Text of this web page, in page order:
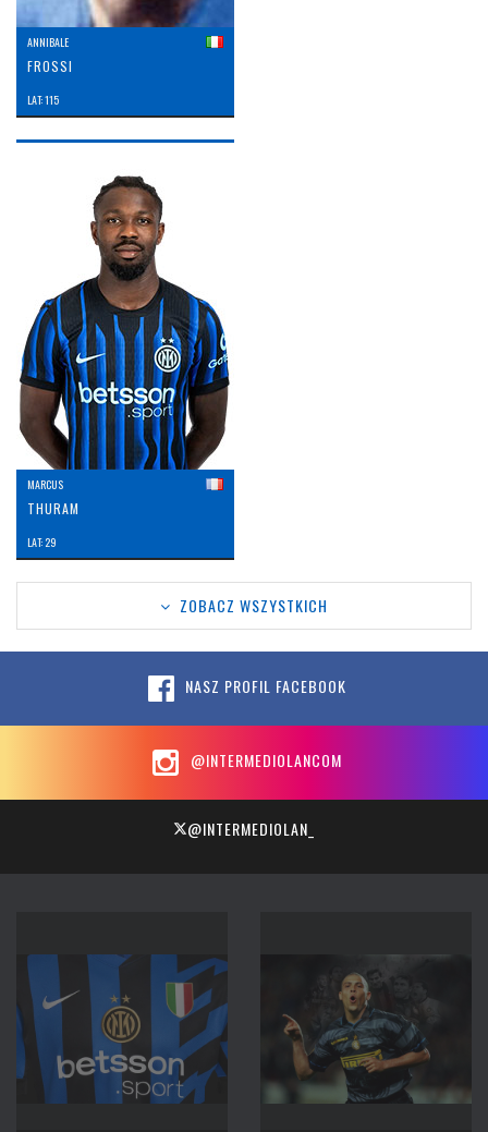
ANNIBALE
FROSSI
LAT: 115
MARCUS
THURAM
LAT: 29
ZOBACZ WSZYSTKICH
NASZ PROFIL FACEBOOK
@INTERMEDIOLANCOM
@INTERMEDIOLAN_